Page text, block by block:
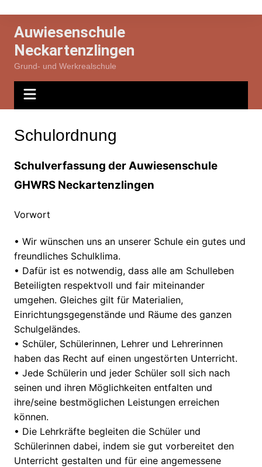
springen
Auwiesenschule
Neckartenzlingen
Grund- und Werkrealschule
Schulordnung
Schulverfassung der Auwiesenschule
GHWRS Neckartenzlingen
Vorwort
• Wir wünschen uns an unserer Schule ein gutes und
freundliches Schulklima.
• Dafür ist es notwendig, dass alle am Schulleben
Beteiligten respektvoll und fair miteinander
umgehen. Gleiches gilt für Materialien,
Einrichtungsgegenstände und Räume des ganzen
Schulgeländes.
• Schüler, Schülerinnen, Lehrer und Lehrerinnen
haben das Recht auf einen ungestörten Unterricht.
• Jede Schülerin und jeder Schüler soll sich nach
seinen und ihren Möglichkeiten entfalten und
ihre/seine bestmöglichen Leistungen erreichen
können.
• Die Lehrkräfte begleiten die Schüler und
Schülerinnen dabei, indem sie gut vorbereitet den
Unterricht gestalten und für eine angemessene